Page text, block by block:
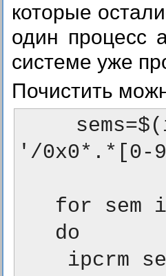
которые
один процесс
системе уже
Почистить
'/